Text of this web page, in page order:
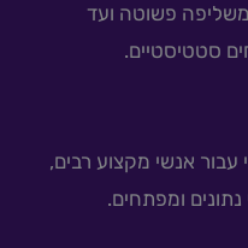
פשוטה ועד
סטטיסטיים.
עבור אנשי מקצוע רבים,
ומפתחים.